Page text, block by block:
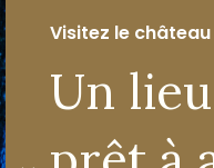
Visitez le
Un
À moins de 15
Le